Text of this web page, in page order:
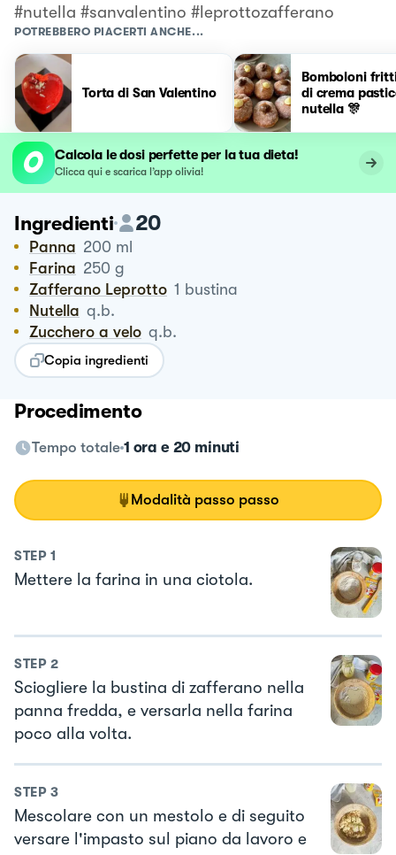
#nutella #sanvalentino #leprottozafferano
POTREBBERO PIACERTI ANCHE...
Torta di San Valentino
Bomboloni
di crema
nutella 🎊
Calcola le dosi perfette per la tua dieta!
Clicca qui e scarica l’app olivia!
Ingredienti 20
Panna 200 ml
Farina 250 g
Zafferano Leprotto 1 bustina
Nutella q.b.
Zucchero a velo q.b.
Copia ingredienti
Procedimento
Tempo totale 1 ora e 20 minuti
Modalità passo passo
STEP 1
Mettere la farina in una ciotola.
STEP 2
Sciogliere la bustina di zafferano nella
panna fredda, e versarla nella farina
poco alla volta.
STEP 3
Mescolare con un mestolo e di seguito
versare l'impasto sul piano da lavoro e